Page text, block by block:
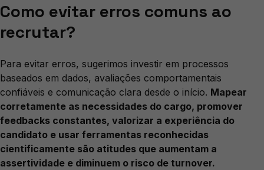
Como evitar erros comuns ao
recrutar?
Para evitar erros, sugerimos investir em processos
baseados em dados, avaliações comportamentais
confiáveis e comunicação clara desde o início. Mapear
corretamente as necessidades do cargo, promover
feedbacks constantes, valorizar a experiência do
candidato e usar ferramentas reconhecidas
cientificamente são atitudes que aumentam a
assertividade e diminuem o risco de turnover.